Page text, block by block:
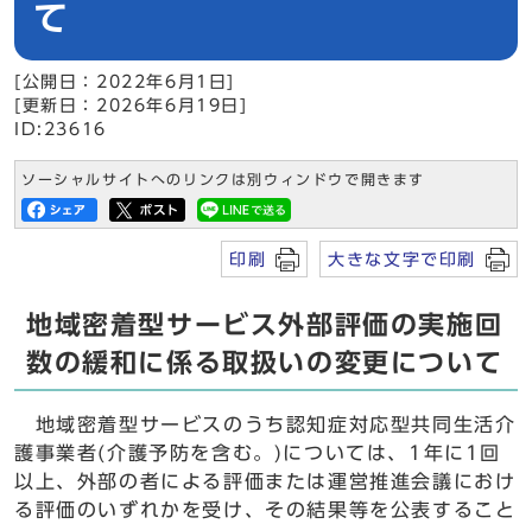
て
[公開日：2022年6月1日]
[更新日：2026年6月19日]
ID:23616
ソーシャルサイトへのリンクは別ウィンドウで開きます
印刷 大きな文字で印刷
地域密着型サービス外部評価の実施回
数の緩和に係る取扱いの変更について
地域密着型サービスのうち認知症対応型共同生活介
護事業者(介護予防を含む。)については、1年に1回
以上、外部の者による評価または運営推進会議におけ
る評価のいずれかを受け、その結果等を公表すること